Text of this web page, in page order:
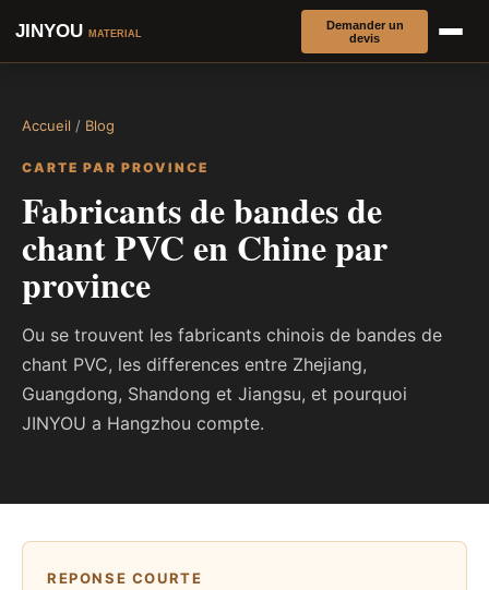
JINYOU MATERIAL
Demander un
devis
Accueil / Blog
CARTE PAR PROVINCE
Fabricants de bandes de
chant PVC en Chine par
province
Ou se trouvent les fabricants chinois de bandes de
chant PVC, les differences entre Zhejiang,
Guangdong, Shandong et Jiangsu, et pourquoi
JINYOU a Hangzhou compte.
REPONSE COURTE